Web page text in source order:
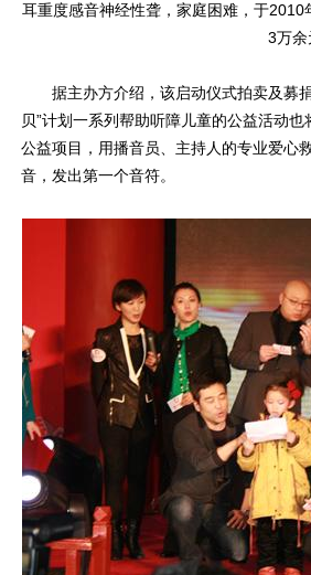
耳重度感音神经性聋，家庭困难，于
3万余
据主办方介绍，该启动仪式拍卖及募捐
贝”计划一系列帮助听障儿童的公益活动
公益项目，用播音员、主持人的专业爱心
音，发出第一个音符。